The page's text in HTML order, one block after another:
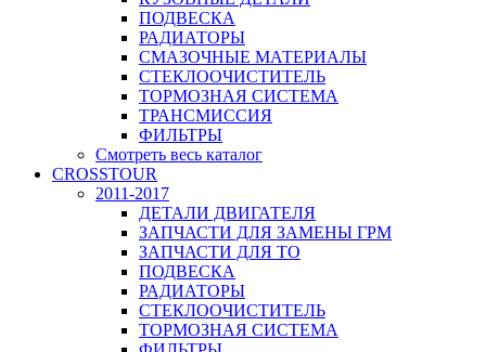
ПОДВЕСКА
РАДИАТОРЫ
СМАЗОЧНЫЕ МАТЕРИАЛЫ
СТЕКЛООЧИСТИТЕЛЬ
ТОРМОЗНАЯ СИСТЕМА
ТРАНСМИССИЯ
ФИЛЬТРЫ
Смотреть весь каталог
CROSSTOUR
2011-2017
ДЕТАЛИ ДВИГАТЕЛЯ
ЗАПЧАСТИ ДЛЯ ЗАМЕНЫ ГРМ
ЗАПЧАСТИ ДЛЯ ТО
ПОДВЕСКА
РАДИАТОРЫ
СТЕКЛООЧИСТИТЕЛЬ
ТОРМОЗНАЯ СИСТЕМА